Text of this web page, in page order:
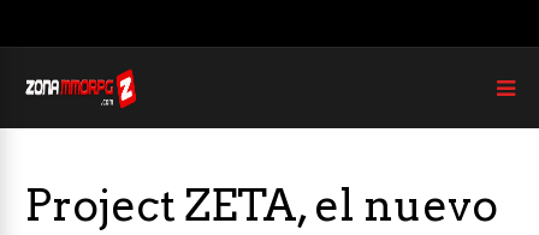
Project ZETA, el nuevo